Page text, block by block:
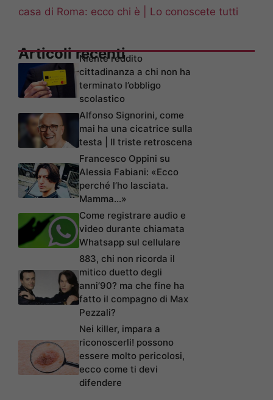
casa di Roma: ecco chi è | Lo conoscete tutti
Articoli recenti
Niente reddito
cittadinanza a chi non ha
terminato l’obbligo
scolastico
Alfonso Signorini, come
mai ha una cicatrice sulla
testa | Il triste retroscena
Francesco Oppini su
Alessia Fabiani: «Ecco
perché l’ho lasciata.
Mamma…»
Come registrare audio e
video durante chiamata
Whatsapp sul cellulare
883, chi non ricorda il
mitico duetto degli
anni’90? ma che fine ha
fatto il compagno di Max
Pezzali?
Nei killer, impara a
riconoscerli! possono
essere molto pericolosi,
ecco come ti devi
difendere